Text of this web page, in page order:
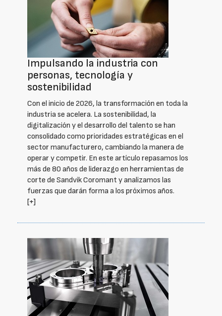
Impulsando la industria con
personas, tecnología y
sostenibilidad
Con el inicio de 2026, la transformación en toda la
industria se acelera. La sostenibilidad, la
digitalización y el desarrollo del talento se han
consolidado como prioridades estratégicas en el
sector manufacturero, cambiando la manera de
operar y competir. En este artículo repasamos los
más de 80 años de liderazgo en herramientas de
corte de Sandvik Coromant y analizamos las
fuerzas que darán forma a los próximos años.
[+]